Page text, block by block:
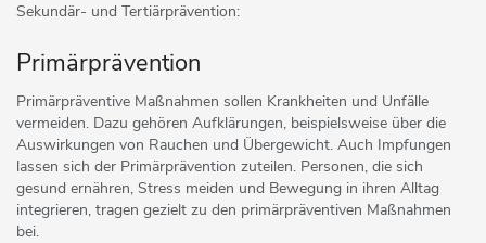
Sekundär- und Tertiärprävention:
Primärprävention
Primärpräventive Maßnahmen sollen Krankheiten und Unfälle
vermeiden. Dazu gehören Aufklärungen, beispielsweise über die
Auswirkungen von Rauchen und Übergewicht. Auch Impfungen
lassen sich der Primärprävention zuteilen. Personen, die sich
gesund ernähren, Stress meiden und Bewegung in ihren Alltag
integrieren, tragen gezielt zu den primärpräventiven Maßnahmen
bei.